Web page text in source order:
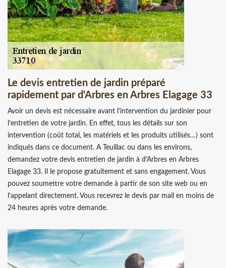
Le devis entretien de jardin préparé
rapidement par d'Arbres en Arbres Elagage 33
Avoir un devis est nécessaire avant l’intervention du jardinier pour
l’entretien de votre jardin. En effet, tous les détails sur son
intervention (coût total, les matériels et les produits utilisés…) sont
indiqués dans ce document. A Teuillac ou dans les environs,
demandez votre devis entretien de jardin à d'Arbres en Arbres
Elagage 33. Il le propose gratuitement et sans engagement. Vous
pouvez soumettre votre demande à partir de son site web ou en
l’appelant directement. Vous recevrez le devis par mail en moins de
24 heures après votre demande.